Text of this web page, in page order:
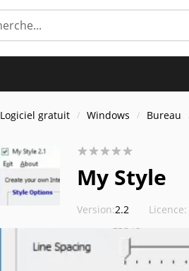
Logiciel gratuit Windows Bureau
My Style
Version:2.2 Licence: